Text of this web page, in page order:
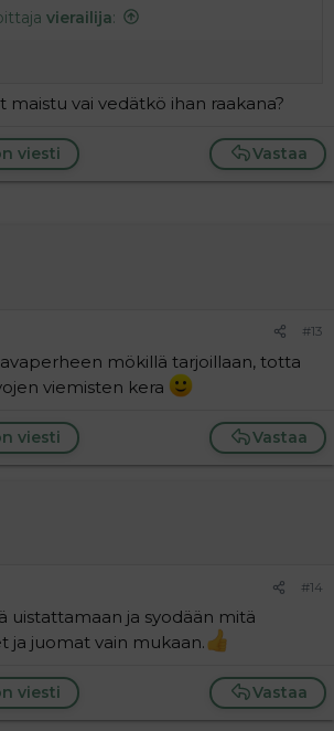
vierailija:
maistu vai vedätkö ihan raakana?
Vastaa
viesti
#13
mökillä tarjoillaan, totta
viemisten kera
Vastaa
viesti
#14
uistattamaan ja syodään mitä
ja juomat vain mukaan.
Vastaa
viesti